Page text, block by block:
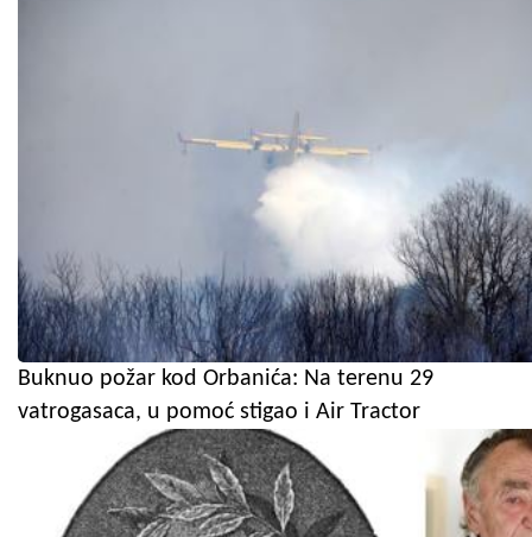
Buknuo požar kod Orbanića: Na terenu 29
vatrogasaca, u pomoć stigao i Air Tractor